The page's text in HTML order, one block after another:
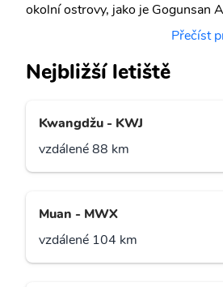
okolní ostrovy, jako je Gogunsan
Přečíst
Nejbližší letiště
Kwangdžu - KWJ
vzdálené 88 km
Muan - MWX
vzdálené 104 km